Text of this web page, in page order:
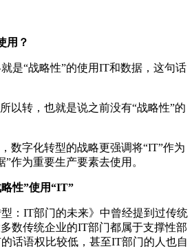
用？
是“战略性”的使用IT和数据，这句话
以转，也就是说之前没有“战略性”的
数字化转型的战略更强调将“IT”作为
作为重要生产要素去使用。
性”使用“IT”
：IT部门的未来》中曾经提到过传统
数传统企业的IT部门都属于支撑性部
话语权比较低，甚至IT部门的人也自